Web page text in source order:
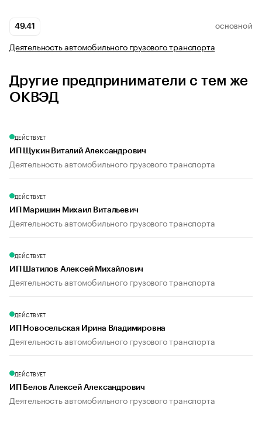
49.41 ОСНОВНОЙ
Деятельность автомобильного грузового транспорта
Другие предприниматели с тем же
ОКВЭД
ДЕЙСТВУЕТ
ИП Щукин Виталий Александрович
Деятельность автомобильного грузового транспорта
ДЕЙСТВУЕТ
ИП Маришин Михаил Витальевич
Деятельность автомобильного грузового транспорта
ДЕЙСТВУЕТ
ИП Шатилов Алексей Михайлович
Деятельность автомобильного грузового транспорта
ДЕЙСТВУЕТ
ИП Новосельская Ирина Владимировна
Деятельность автомобильного грузового транспорта
ДЕЙСТВУЕТ
ИП Белов Алексей Александрович
Деятельность автомобильного грузового транспорта